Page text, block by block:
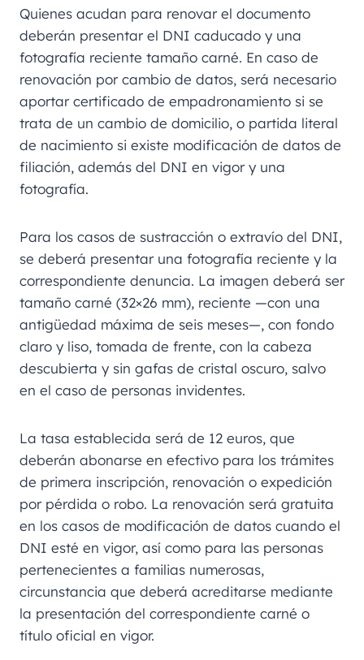
Quienes acudan para renovar el documento
deberán presentar el DNI caducado y una
fotografía reciente tamaño carné. En caso de
renovación por cambio de datos, será necesario
aportar certificado de empadronamiento si se
trata de un cambio de domicilio, o partida literal
de nacimiento si existe modificación de datos de
filiación, además del DNI en vigor y una
fotografía.
Para los casos de sustracción o extravío del DNI,
se deberá presentar una fotografía reciente y la
correspondiente denuncia. La imagen deberá ser
tamaño carné (32×26 mm), reciente —con una
antigüedad máxima de seis meses—, con fondo
claro y liso, tomada de frente, con la cabeza
descubierta y sin gafas de cristal oscuro, salvo
en el caso de personas invidentes.
La tasa establecida será de 12 euros, que
deberán abonarse en efectivo para los trámites
de primera inscripción, renovación o expedición
por pérdida o robo. La renovación será gratuita
en los casos de modificación de datos cuando el
DNI esté en vigor, así como para las personas
pertenecientes a familias numerosas,
circunstancia que deberá acreditarse mediante
la presentación del correspondiente carné o
título oficial en vigor.